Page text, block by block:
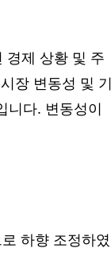
경제 상황 및 주
장 변동성 및 기
니다. 변동성이
하향 조정하였